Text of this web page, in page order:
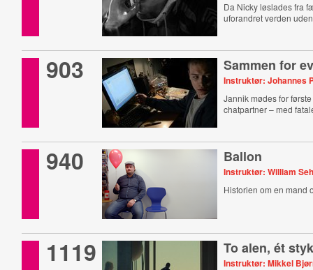
Da Nicky løslades fra
uforandret verden
903 Sammen for
Instruktør: Johannes
Jannik mødes for
chatpartner – med
940 Ballon
Instruktør: William
Historien om en mand
1119 To alen, ét
Instruktør: Mikkel